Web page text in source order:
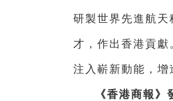
研製世界先進航天
才，作出香港貢
注入嶄新動能，增
《香港商報